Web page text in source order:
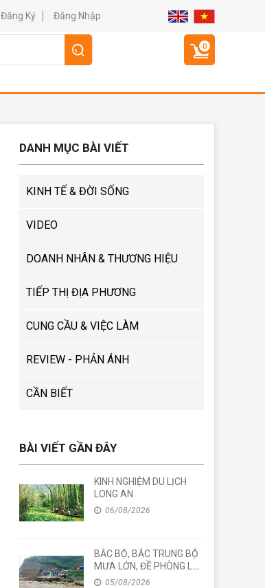
Đăng Ký Đăng Nhập
0
DANH MỤC BÀI VIẾT
KINH TẾ & ĐỜI SỐNG
VIDEO
DOANH NHÂN & THƯƠNG HIỆU
TIẾP THỊ ĐỊA PHƯƠNG
CUNG CẦU & VIỆC LÀM
REVIEW - PHẢN ÁNH
CẦN BIẾT
BÀI VIẾT GẦN ĐÂY
KINH NGHIỆM DU LỊCH
LONG AN
06/08/2026
BẮC BỘ, BẮC TRUNG BỘ
MƯA LỚN, ĐỀ PHÒNG LŨ
QUÉT05/08/2026